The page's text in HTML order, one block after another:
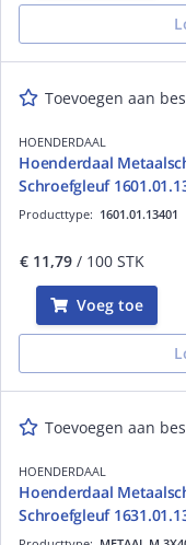
Toevoegen aan
HOENDERDAAL
Hoenderdaal
Schroefgleuf
Producttype: 1601.01.13401
€ 11,79 / 100 STK
Voeg toe
Toevoegen aan
HOENDERDAAL
Hoenderdaal
Schroefgleuf